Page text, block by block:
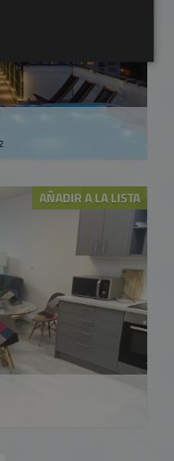
AÑADIR A LA LISTA